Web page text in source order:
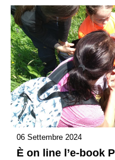
06 Settembre 2024
È on line l’e-book